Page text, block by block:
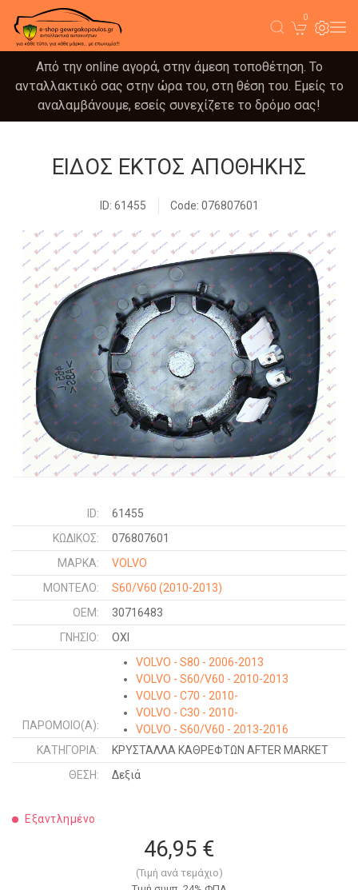
0
Από την online αγορά, στην άμεση τοποθέτηση. Το
ανταλλακτικό σας στην ώρα του, στη θέση του. Εμείς το
αναλαμβάνουμε, εσείς συνεχίζετε το δρόμο σας!
ΕΙΔΟΣ ΕΚΤΟΣ ΑΠΟΘΗΚΗΣ
ID: 61455 Code: 076807601
ID:
61455
ΚΩΔΙΚΌΣ:
076807601
ΜΑΡΚΑ:
VOLVO
ΜΟΝΤΕΛΟ:
S60/V60 (2010-2013)
OEM:
30716483
ΓΝΉΣΙΟ:
ΟΧΙ
ΠΑΡΌΜΟΙΟ(Α):
VOLVO - S80 - 2006-2013
VOLVO - S60/V60 - 2010-2013
VOLVO - C70 - 2010-
VOLVO - C30 - 2010-
VOLVO - S60/V60 - 2013-2016
VOLVO - V40 - 2012-
ΚΑΤΗΓΟΡΊΑ:
ΚΡΥΣΤΑΛΛΑ ΚΑΘΡΕΦΤΩΝ AFTER MARKET
ΘΈΣΗ:
Δεξιά
Εξαντλημένο
46,95 €
(Τιμή ανά τεμάχιο)